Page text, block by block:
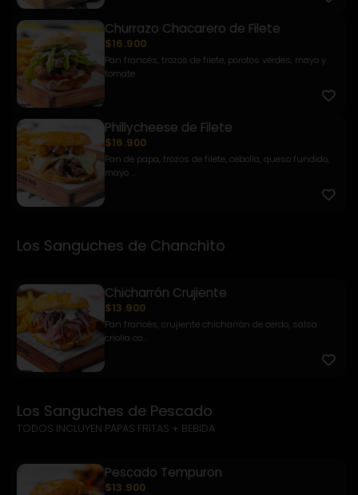
Churrazo Chacarero de Filete
$16.900
Pan francés, trozos de filete, porotos verdes, mayo y
tomate
Phillycheese de Filete
$16.900
Pan de papa, trozos de filete, cebolla, queso fundido,
mayo ...
Los Sanguches de Chanchito
Chicharrón Crujiente
$13.900
Pan francés, crujiente chicharrón de cerdo, salsa
criolla co...
Los Sanguches de Pescado
TODOS INCLUYEN PAPAS FRITAS + BEBIDA
Pescado Tempuron
$13.900